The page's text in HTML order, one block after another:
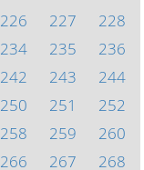
226 227
228
234 235
236
242 243
244
250 251
252
258 259
260
266 267
268